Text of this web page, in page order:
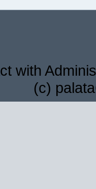
with
(c)